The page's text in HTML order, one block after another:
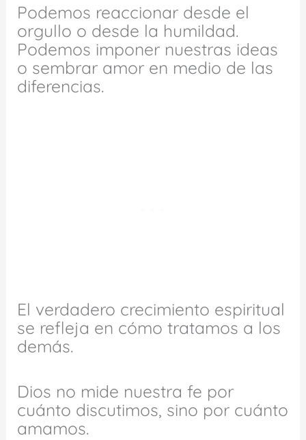
Podemos reaccionar desde el
orgullo o desde la humildad.
Podemos imponer nuestras ideas
o sembrar amor en medio de las
diferencias.
El verdadero crecimiento espiritual
se refleja en cómo tratamos a los
demás.
Dios no mide nuestra fe por
cuánto discutimos, sino por cuánto
amamos.